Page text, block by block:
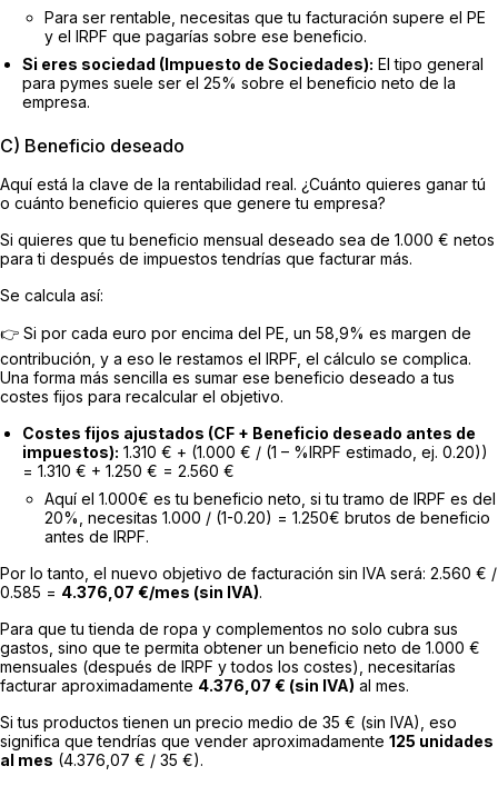
Para ser rentable, necesitas que tu facturación supere el PE
y el IRPF que pagarías sobre ese beneficio.
Si eres sociedad (Impuesto de Sociedades): El tipo general
para pymes suele ser el 25% sobre el beneficio neto de la
empresa.
C) Beneficio deseado
Aquí está la clave de la rentabilidad real. ¿Cuánto quieres ganar tú
o cuánto beneficio quieres que genere tu empresa?
Si quieres que tu beneficio mensual deseado sea de 1.000 € netos
para ti después de impuestos tendrías que facturar más.
Se calcula así:
👉 Si por cada euro por encima del PE, un 58,9% es margen de
contribución, y a eso le restamos el IRPF, el cálculo se complica.
Una forma más sencilla es sumar ese beneficio deseado a tus
costes fijos para recalcular el objetivo.
Costes fijos ajustados (CF + Beneficio deseado antes de
impuestos): 1.310 € + (1.000 € / (1 – %IRPF estimado, ej. 0.20))
= 1.310 € + 1.250 € = 2.560 €
Aquí el 1.000€ es tu beneficio neto, si tu tramo de IRPF es del
20%, necesitas 1.000 / (1-0.20) = 1.250€ brutos de beneficio
antes de IRPF.
Por lo tanto, el nuevo objetivo de facturación sin IVA será: 2.560 € /
0.585 = 4.376,07 €/mes (sin IVA).
Para que tu tienda de ropa y complementos no solo cubra sus
gastos, sino que te permita obtener un beneficio neto de 1.000 €
mensuales (después de IRPF y todos los costes), necesitarías
facturar aproximadamente 4.376,07 € (sin IVA) al mes.
Si tus productos tienen un precio medio de 35 € (sin IVA), eso
significa que tendrías que vender aproximadamente 125 unidades
al mes (4.376,07 € / 35 €).